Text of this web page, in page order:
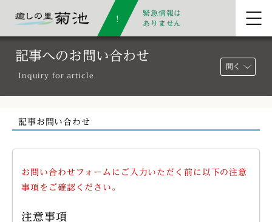
緊急情報は
ありません
記事へのお問い合わせ
Inquiry for article
開く
記事お問い合わせ
お問い合わせフォームにご入力いただく前に以下の注意
事項をご確認ください。
注意事項